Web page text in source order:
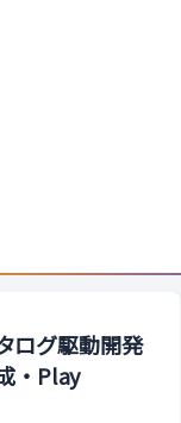
ログ駆動開発
・Play